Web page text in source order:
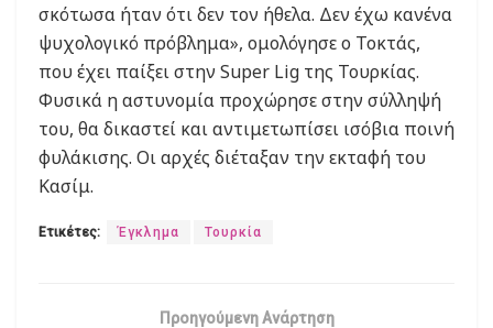
σκότωσα ήταν ότι δεν τον ήθελα. Δεν έχω κανένα
ψυχολογικό πρόβλημα», ομολόγησε ο Τοκτάς,
που έχει παίξει στην Super Lig της Τουρκίας.
Φυσικά η αστυνομία προχώρησε στην σύλληψή
του, θα δικαστεί και αντιμετωπίσει ισόβια ποινή
φυλάκισης. Οι αρχές διέταξαν την εκταφή του
Κασίμ.
Ετικέτες: Έγκλημα Τουρκία
Προηγούμενη Ανάρτηση